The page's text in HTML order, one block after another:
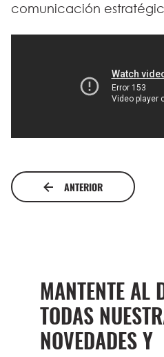
comunicación
ANTERIOR
MANTENTE AL
TODAS
NOVEDADES Y